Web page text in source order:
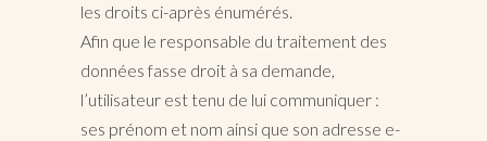
les droits ci-après énumérés.
Afin que le responsable du traitement des
données fasse droit à sa demande,
l’utilisateur est tenu de lui communiquer :
ses prénom et nom ainsi que son adresse e-